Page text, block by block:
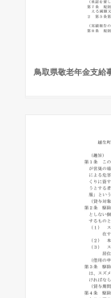
鳥取県敬老年金支給